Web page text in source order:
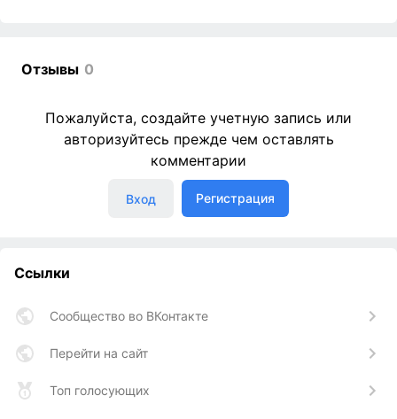
Отзывы 0
Пожалуйста, создайте учетную запись или
авторизуйтесь прежде чем оставлять
комментарии
Вход Регистрация
Ссылки
Сообщество во ВКонтакте
Перейти на сайт
Топ голосующих